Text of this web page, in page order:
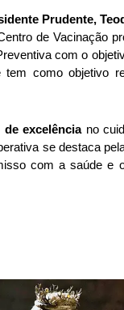
Prudente,
de Vacinação
com o
como objetivo
de excelênciano
se destaca
com a saúde e